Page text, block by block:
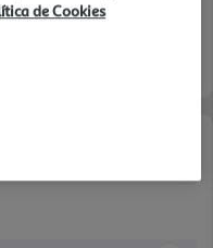
de Cookies